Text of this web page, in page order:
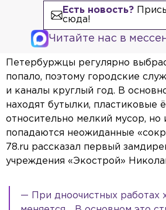
Есть новость?
сюда!
Читайте нас в
Петербуржцы регулярно
попало, поэтому городские
и каналы круглый год. В
находят бутылки, пластиковые
относительно мелкий мусор, но
попадаются неожиданные
78.ru рассказал первый
учреждения «Экострой»
— При дноочистных работах